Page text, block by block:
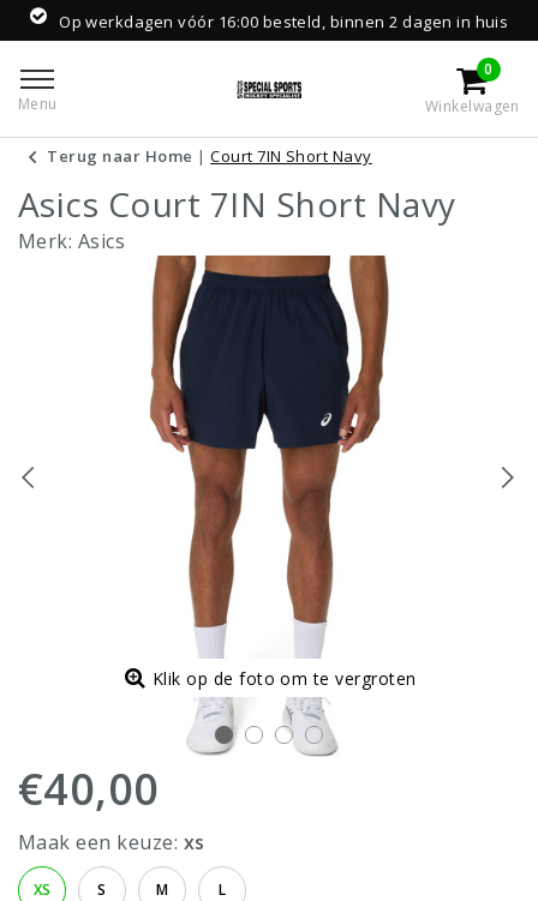
Op werkdagen vóór 16:00 besteld, binnen 2 dagen in huis
Menu
0
Winkelwagen
Terug naar Home |Court 7IN Short Navy
Asics Court 7IN Short Navy
Merk: Asics
Klik op de foto om te vergroten
€40,00
Maak een keuze: xs
XS S M L